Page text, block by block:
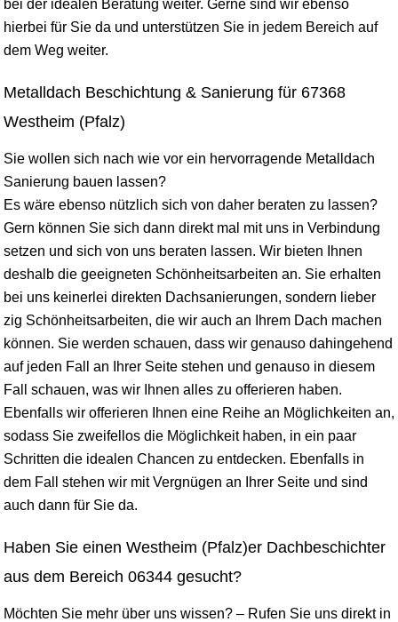
bei der idealen Beratung weiter. Gerne sind wir ebenso
hierbei für Sie da und unterstützen Sie in jedem Bereich auf
dem Weg weiter.
Metalldach Beschichtung & Sanierung für 67368
Westheim (Pfalz)
Sie wollen sich nach wie vor ein hervorragende Metalldach
Sanierung bauen lassen?
Es wäre ebenso nützlich sich von daher beraten zu lassen?
Gern können Sie sich dann direkt mal mit uns in Verbindung
setzen und sich von uns beraten lassen. Wir bieten Ihnen
deshalb die geeigneten Schönheitsarbeiten an. Sie erhalten
bei uns keinerlei direkten Dachsanierungen, sondern lieber
zig Schönheitsarbeiten, die wir auch an Ihrem Dach machen
können. Sie werden schauen, dass wir genauso dahingehend
auf jeden Fall an Ihrer Seite stehen und genauso in diesem
Fall schauen, was wir Ihnen alles zu offerieren haben.
Ebenfalls wir offerieren Ihnen eine Reihe an Möglichkeiten an,
sodass Sie zweifellos die Möglichkeit haben, in ein paar
Schritten die idealen Chancen zu entdecken. Ebenfalls in
dem Fall stehen wir mit Vergnügen an Ihrer Seite und sind
auch dann für Sie da.
Haben Sie einen Westheim (Pfalz)er Dachbeschichter
aus dem Bereich 06344 gesucht?
Möchten Sie mehr über uns wissen? – Rufen Sie uns direkt in